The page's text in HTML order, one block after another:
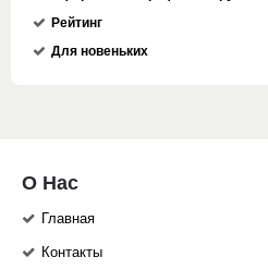
Рейтинг
Для новеньких
О Нас
Главная
Контакты